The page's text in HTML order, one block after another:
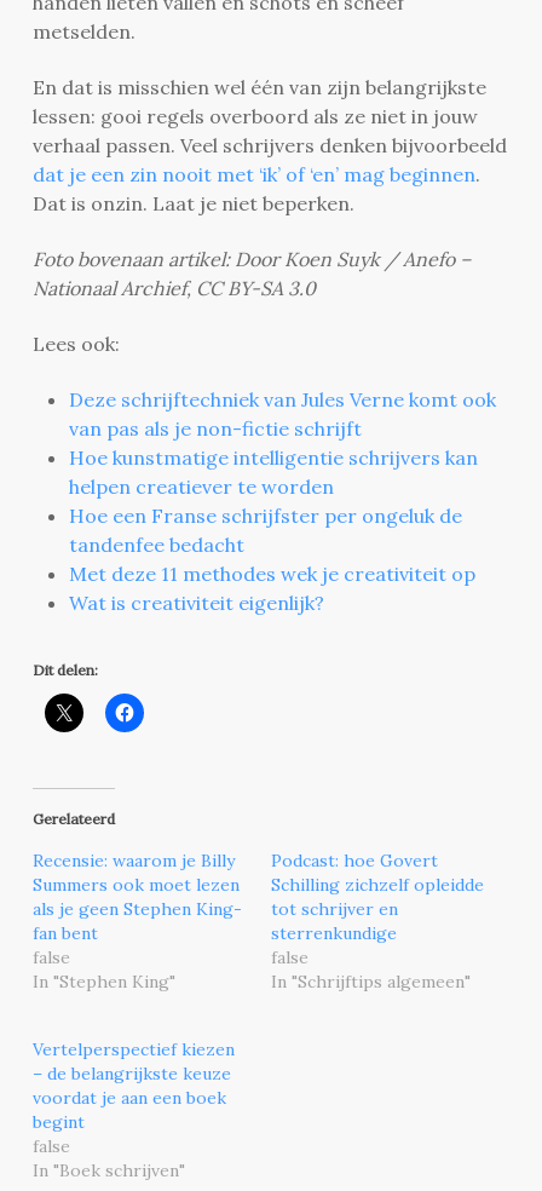
metselden.
En dat is misschien wel één van zijn belangrijkste
lessen: gooi regels overboord als ze niet in jouw
verhaal passen. Veel schrijvers denken bijvoorbeeld
dat je een zin nooit met ‘ik’ of ‘en’ mag beginnen.
Dat is onzin. Laat je niet beperken.
Foto bovenaan artikel: Door Koen Suyk / Anefo –
Nationaal Archief, CC BY-SA 3.0
Lees ook:
Deze schrijftechniek van Jules Verne komt ook
van pas als je non-fictie schrijft
Hoe kunstmatige intelligentie schrijvers kan
helpen creatiever te worden
Hoe een Franse schrijfster per ongeluk de
tandenfee bedacht
Met deze 11 methodes wek je creativiteit op
Wat is creativiteit eigenlijk?
Dit delen:
Gerelateerd
Recensie: waarom je Billy
Summers ook moet lezen
als je geen Stephen King-
fan bent
false
In "Stephen King"
Podcast: hoe Govert
Schilling zichzelf opleidde
tot schrijver en
sterrenkundige
false
In "Schrijftips algemeen"
Vertelperspectief kiezen
– de belangrijkste keuze
voordat je aan een boek
begint
false
In "Boek schrijven"